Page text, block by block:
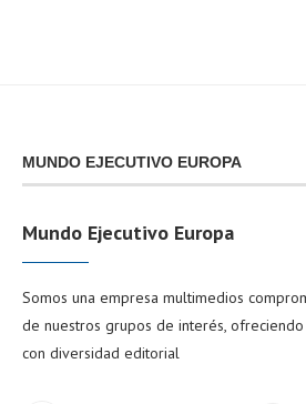
MUNDO EJECUTIVO EUROPA
Mundo Ejecutivo Europa
Somos una empresa multimedios
de nuestros grupos de interés,
con diversidad editorial